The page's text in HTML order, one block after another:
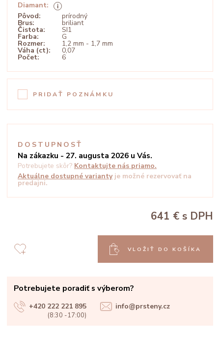
Diamant:
Pôvod:
prírodný
Brus: briliant
Čistota: SI1
Farba: G
Rozmer: 1,2 mm - 1,7 mm
Váha (ct): 0,07
Počet: 6
PRIDAŤ POZNÁMKU
DOSTUPNOSŤ
Na zákazku - 27. augusta 2026 u Vás.
Potrebujete skôr? Kontaktujte nás priamo.
Aktuálne dostupné varianty je možné rezervovať na
predajni.
641 € s DPH
VLOŽIŤ DO KOŠÍKA
Potrebujete poradiť s výberom?
+420 222 221 895
(8:30 -17:00)
info@prsteny.cz